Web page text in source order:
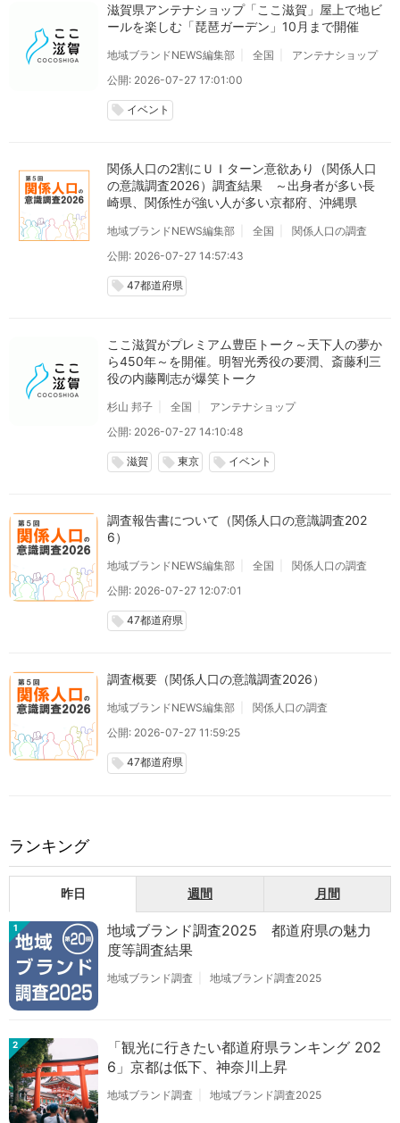
滋賀県アンテナショップ「ここ滋賀」屋上で地ビ
ールを楽しむ「琵琶ガーデン」10月まで開催
地域ブランドNEWS編集部 全国
アンテナショップ
公開: 2026-07-27 17:01:00
local_offer イベント
関係人口の2割にＵＩターン意欲あり（関係人口
の意識調査2026）調査結果 ～出身者が多い長
崎県、関係性が強い人が多い京都府、沖縄県
地域ブランドNEWS編集部 全国
関係人口の調査
公開: 2026-07-27 14:57:43
local_offer 47都道府県
ここ滋賀がプレミアム豊臣トーク～天下人の夢か
ら450年～を開催。明智光秀役の要潤、斎藤利三
役の内藤剛志が爆笑トーク
杉山 邦子 全国
アンテナショップ
公開: 2026-07-27 14:10:48
local_offer 滋賀 local_offer 東京 local_offer イベント
調査報告書について（関係人口の意識調査202
6）
地域ブランドNEWS編集部 全国
関係人口の調査
公開: 2026-07-27 12:07:01
local_offer 47都道府県
調査概要（関係人口の意識調査2026）
地域ブランドNEWS編集部
関係人口の調査
公開: 2026-07-27 11:59:25
local_offer 47都道府県
ランキング
昨日 週間 月間
1
地域ブランド調査2025 都道府県の魅力
度等調査結果
地域ブランド調査 地域ブランド調査2025
2
「観光に行きたい都道府県ランキング 202
6」京都は低下、神奈川上昇
地域ブランド調査 地域ブランド調査2025